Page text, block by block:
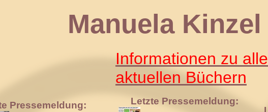
Kinzel
Informationen zu
aktuellen Büchern
Pressemeldung: Letzte Pressemeldung: